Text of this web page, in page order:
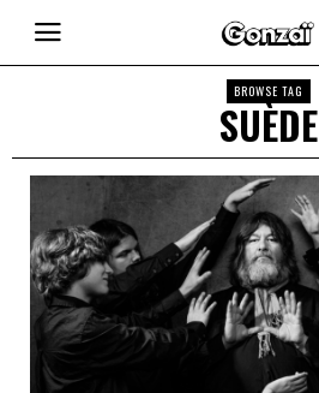
BROWSE TAG
SUÈDE